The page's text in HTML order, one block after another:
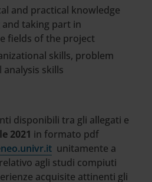
and practical knowledge
taking part in
fields of the project
skills, problem
skills
disponibili tra gli allegati e
2021 in formato pdf
unitamente a
agli studi compiuti
acquisite attinenti gli